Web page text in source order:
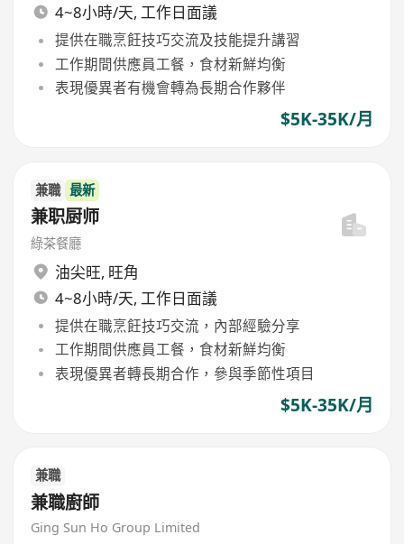
4~8小時/天, 工作日面議
提供在職烹飪技巧交流及技能提升講習
工作期間供應員工餐，食材新鮮均衡
表現優異者有機會轉為長期合作夥伴
$5K-35K/月
兼職 最新
兼职厨师
綠茶餐廳
油尖旺, 旺角
4~8小時/天, 工作日面議
提供在職烹飪技巧交流，內部經驗分享
工作期間供應員工餐，食材新鮮均衡
表現優異者轉長期合作，參與季節性項目
$5K-35K/月
兼職
兼職廚師
Ging Sun Ho Group Limited